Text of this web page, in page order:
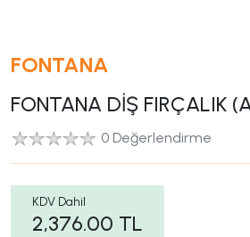
FONTANA
FONTANA DİŞ FIRÇALIK
0 Değerlendirme
KDV Dahil
2,376.00 TL